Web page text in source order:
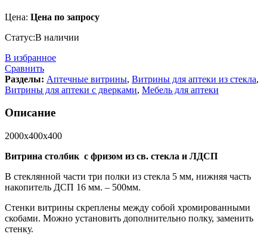
Цена: Цена по запросу
Статус:В наличии
В избранное
Сравнить
Разделы: Аптечные витрины, Витрины для аптеки из стекла,
Витрины для аптеки с дверками, Мебель для аптеки
Описание
2000х400х400
Витрина столбик с фризом из св. стекла и ЛДСП
В стеклянной части три полки из стекла 5 мм, нижняя часть
накопитель ДСП 16 мм. – 500мм.
Стенки витрины скреплены между собой хромированными
скобами. Можно установить дополнительно полку, заменить
стенку.